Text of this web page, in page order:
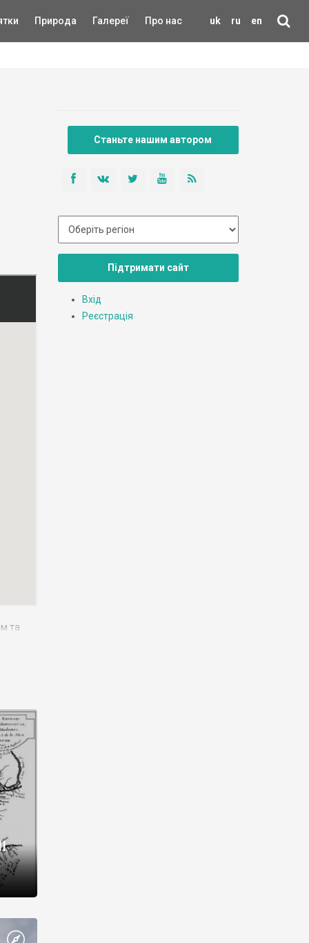
uk ru en
Природа Галереї Про нас
та
Станьте нашим автором
Підтримати сайт
Вхід
Реєстрація